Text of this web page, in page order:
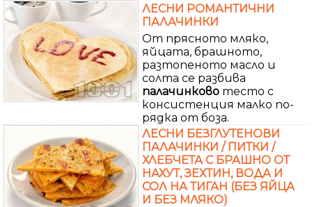
ЛЕСНИ РОМАНТИЧНИ
ПАЛАЧИНКИ
От прясното мляко,
яйцата, брашното,
разтопеното масло и
солта се разбива
палачинково тесто с
консистенция малко по-
рядка от боза.
ЛЕСНИ БЕЗГЛУТЕНОВИ
ПАЛАЧИНКИ / ПИТКИ /
ХЛЕБЧЕТА С БРАШНО ОТ
НАХУТ, ЗЕХТИН, ВОДА И
СОЛ НА ТИГАН (БЕЗ ЯЙЦА
И БЕЗ МЛЯКО)